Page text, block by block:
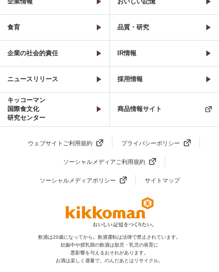
食育 品質・研究
企業の社会的責任 IR情報
ニュースリリース 採用情報
キッコーマン
国際食文化
研究センター
商品情報サイト
ウェブサイトご利用規約 プライバシーポリシー
ソーシャルメディアご利用規約
ソーシャルメディアポリシー サイトマップ
飲酒は20歳になってから。飲酒運転は法律で禁止されています。
妊娠中や授乳期の飲酒は胎児・乳児の発育に
悪影響を与えるおそれがあります。
お酒は楽しく適量で。のんだあとはリサイクル。